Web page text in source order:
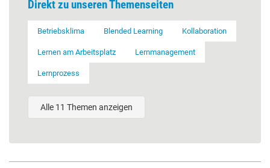
Direkt zu unseren Themenseiten
Betriebsklima Blended Learning Kollaboration
Lernen am Arbeitsplatz Lernmanagement
Lernprozess
Alle 11 Themen anzeigen